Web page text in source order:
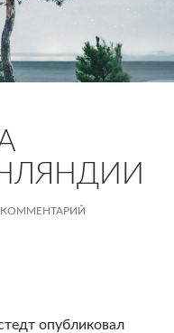
КОММЕНТАРИЙ
опубликовал